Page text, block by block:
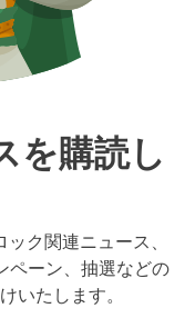
を購読し
ク関連ニュース、
ペーン、抽選などの
いたします。